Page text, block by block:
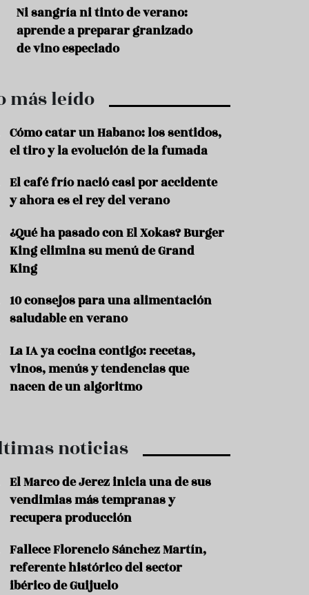
t
o
m
R
e
S
u
d
o
d
o
n
Ni sangría ni tinto de verano:
aprende a preparar granizado
de vino especiado
más leído
Cómo catar un Habano: los sentidos,
el tiro y la evolución de la fumada
El café frío nació casi por accidente
y ahora es el rey del verano
¿Qué ha pasado con El Xokas? Burger
King elimina su menú de Grand
King
10 consejos para una alimentación
saludable en verano
La IA ya cocina contigo: recetas,
vinos, menús y tendencias que
nacen de un algoritmo
noticias
El Marco de Jerez inicia una de sus
vendimias más tempranas y
recupera producción
Fallece Florencio Sánchez Martín,
referente histórico del sector
ibérico de Guijuelo